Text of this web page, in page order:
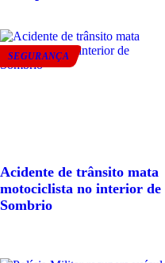
SEGURANÇA
Acidente de trânsito mata
motociclista no interior de
Sombrio